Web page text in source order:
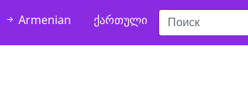
Armenian ქართული